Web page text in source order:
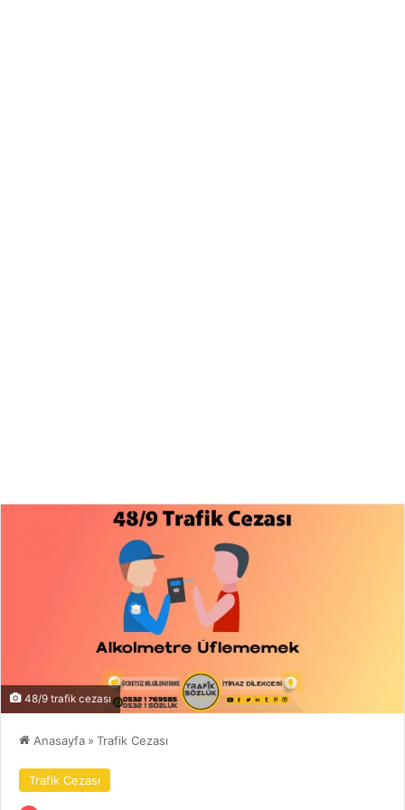
48/9 trafik cezası
Anasayfa » Trafik Cezası
Trafik Cezası